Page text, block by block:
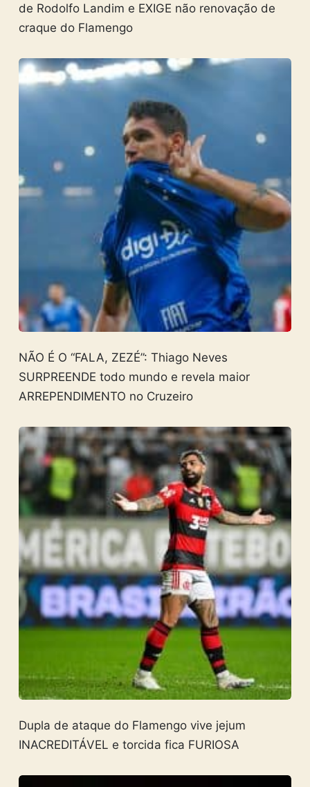
de Rodolfo Landim e EXIGE não renovação de
craque do Flamengo
NÃO É O “FALA, ZEZÉ”: Thiago Neves
SURPREENDE todo mundo e revela maior
ARREPENDIMENTO no Cruzeiro
Dupla de ataque do Flamengo vive jejum
INACREDITÁVEL e torcida fica FURIOSA